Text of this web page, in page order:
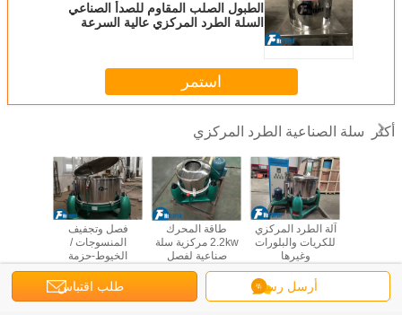
الطبول الصلب المقاوم للصدأ الصناعي
السلة الطرد المركزي عالية السرعة
استمر
أكثر سلة الصناعية الطرد المركزي
الجفاف
فصل وتجفيف
المنسوجات /
الخيوط-حزمة
اليدوية فوق تفريغ
الطرد المركزي
الفولاذ المقاوم
طاقة المحرك
2.2kw مركزية سلة
صناعية لفصل
الصلب السائل طبل
آلة الطرد المركزي
للكريات والبلورات
وغيرها
طرد
التفريغ
أرسل رسالة طلب اقتباس
غير اللغة